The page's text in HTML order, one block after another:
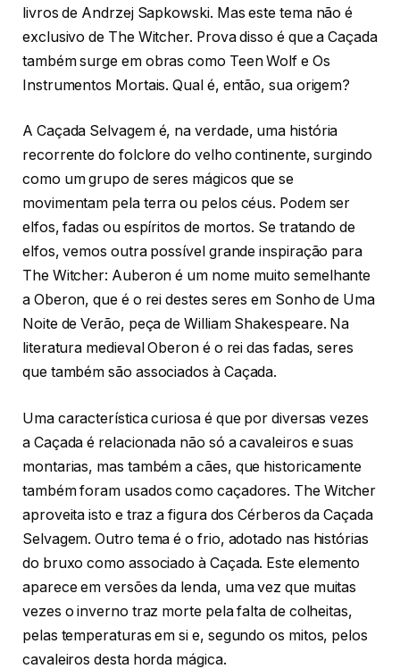
livros de Andrzej Sapkowski. Mas este tema não é
exclusivo de The Witcher. Prova disso é que a Caçada
também surge em obras como Teen Wolf e Os
Instrumentos Mortais. Qual é, então, sua origem?
A Caçada Selvagem é, na verdade, uma história
recorrente do folclore do velho continente, surgindo
como um grupo de seres mágicos que se
movimentam pela terra ou pelos céus. Podem ser
elfos, fadas ou espíritos de mortos. Se tratando de
elfos, vemos outra possível grande inspiração para
The Witcher: Auberon é um nome muito semelhante
a Oberon, que é o rei destes seres em Sonho de Uma
Noite de Verão, peça de William Shakespeare. Na
literatura medieval Oberon é o rei das fadas, seres
que também são associados à Caçada.
Uma característica curiosa é que por diversas vezes
a Caçada é relacionada não só a cavaleiros e suas
montarias, mas também a cães, que historicamente
também foram usados como caçadores. The Witcher
aproveita isto e traz a figura dos Cérberos da Caçada
Selvagem. Outro tema é o frio, adotado nas histórias
do bruxo como associado à Caçada. Este elemento
aparece em versões da lenda, uma vez que muitas
vezes o inverno traz morte pela falta de colheitas,
pelas temperaturas em si e, segundo os mitos, pelos
cavaleiros desta horda mágica.